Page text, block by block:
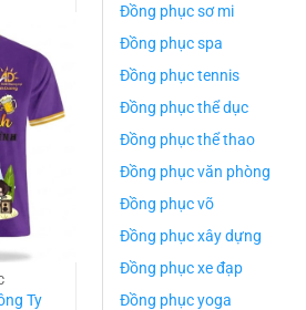
Ty
Đồng phục sơ mi
Đồng phục spa
Đồng phục tennis
Đồng phục thể dục
Đồng phục thể thao
Đồng phục văn phòng
Đồng phục võ
Đồng phục xây dựng
Đồng phục xe đạp
Đồng phục yoga